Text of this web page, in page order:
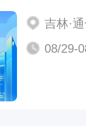
吉林·
08/29-